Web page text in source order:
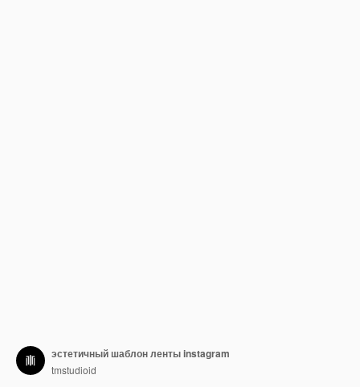
эстетичный шаблон ленты instagram
tmstudioid